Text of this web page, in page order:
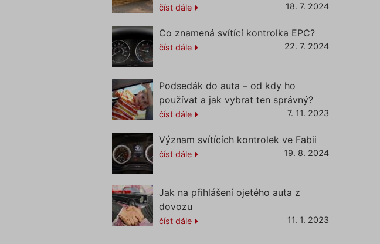
číst dále 18. 7. 2024
Co znamená svítící kontrolka EPC?
číst dále 22. 7. 2024
Podsedák do auta – od kdy ho
používat a jak vybrat ten správný?
číst dále 7. 11. 2023
Význam svítících kontrolek ve Fabii
číst dále 19. 8. 2024
Jak na přihlášení ojetého auta z
dovozu
číst dále 11. 1. 2023